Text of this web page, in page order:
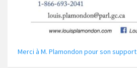
Merci à M. Plamondon pour son support